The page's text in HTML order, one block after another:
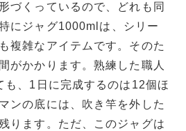
づくっているので、どれも同
にジャグ1000mlは、シリー
複雑なアイテムです。そのた
がかかります。熟練した職人
も、1日に完成するのは12個ほ
ンの底には、吹き竿を外した
ります。ただ、このジャグは